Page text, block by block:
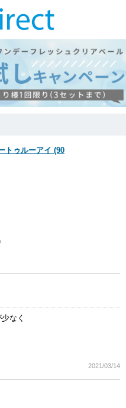
トゥルーアイ (90
なく
2021/03/14